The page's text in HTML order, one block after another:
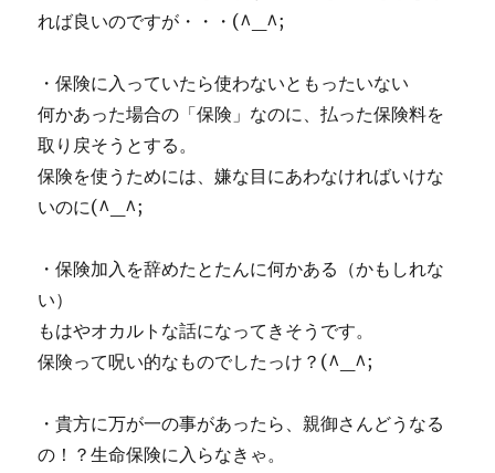
れば良いのですが・・・(^_^;
・保険に入っていたら使わないともったいない
何かあった場合の「保険」なのに、払った保険料を
取り戻そうとする。
保険を使うためには、嫌な目にあわなければいけな
いのに(^_^;
・保険加入を辞めたとたんに何かある（かもしれな
い）
もはやオカルトな話になってきそうです。
保険って呪い的なものでしたっけ？(^_^;
・貴方に万が一の事があったら、親御さんどうなる
の！？生命保険に入らなきゃ。